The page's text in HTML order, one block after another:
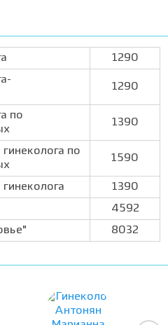
1290
1290
по
1390
по
1590
1390
4592
8032